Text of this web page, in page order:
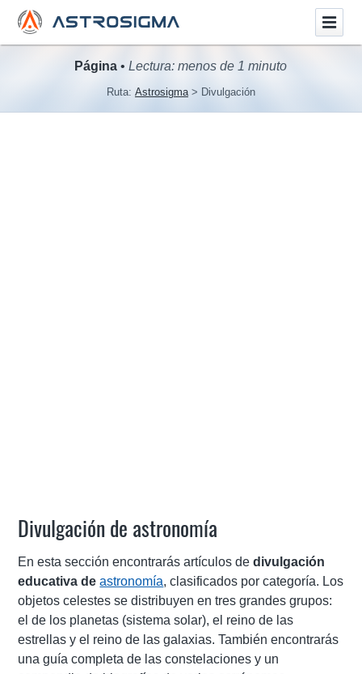
Página •Lectura: menos de 1 minuto
Ruta: Astrosigma Divulgación
Divulgación de astronomía
En esta sección encontrarás artículos dedivulgación
educativa de astronomía, clasificados por categoría. Los
objetos celestes se distribuyen en tres grandes grupos:
el de los planetas (sistema solar), el reino de las
estrellas y el reino de las galaxias. También encontrarás
una guía completa de las constelaciones y un